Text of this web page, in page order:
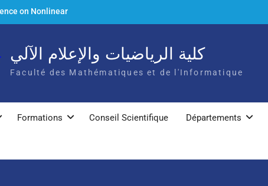
on Nonlinear
and Its Application
كلية الرياضيات والإعلام الآلي
Faculté des Mathématiques et de l'Informatique
Formations Conseil Scientifique Départements